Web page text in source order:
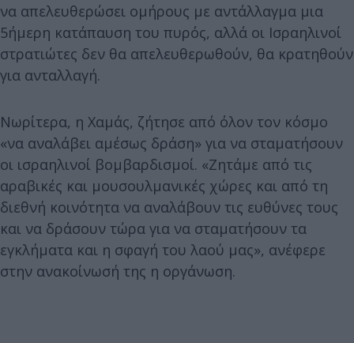
να απελευθερώσει ομήρους με αντάλλαγμα μια
5ήμερη κατάπαυση του πυρός, αλλά οι Ισραηλινοί
στρατιώτες δεν θα απελευθερωθούν, θα κρατηθούν
για ανταλλαγή.
Νωρίτερα, η Χαμάς, ζήτησε από όλον τον κόσμο
«να αναλάβει αμέσως δράση» για να σταματήσουν
οι ισραηλινοί βομβαρδισμοί. «Ζητάμε από τις
αραβικές και μουσουλμανικές χώρες και από τη
διεθνή κοινότητα να αναλάβουν τις ευθύνες τους
και να δράσουν τώρα για να σταματήσουν τα
εγκλήματα και η σφαγή του λαού μας», ανέφερε
στην ανακοίνωσή της η οργάνωση.